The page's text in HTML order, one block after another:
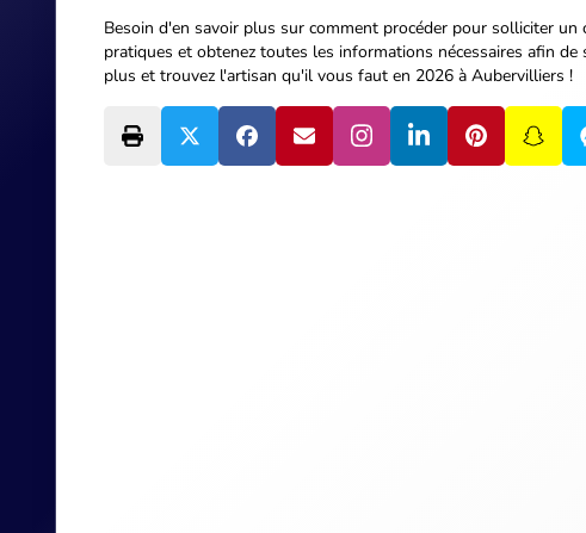
Besoin d'en savoir plus sur comment procéder pour solliciter
pratiques et obtenez toutes les informations nécessaires afin
plus et trouvez l'artisan qu'il vous faut en 2026 à Aubervilliers !